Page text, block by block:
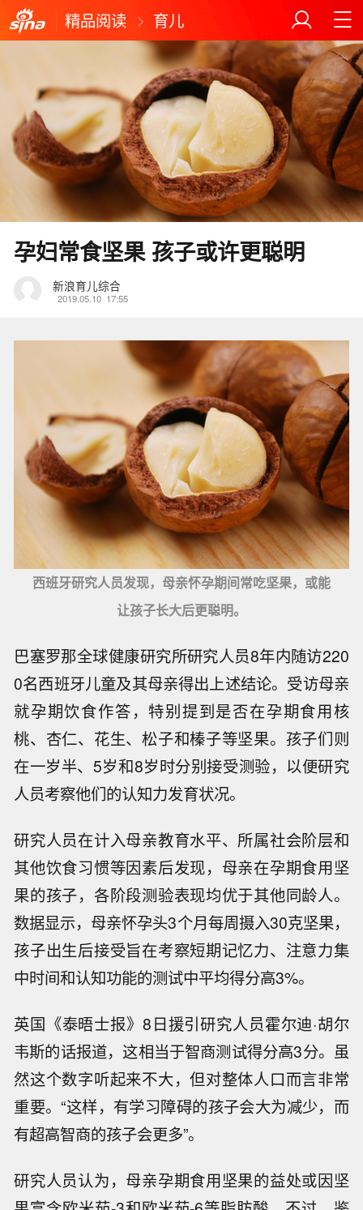
精品阅读 育儿
孕妇常食坚果 孩子或许更聪明
新浪育儿综合
2019.05.10 17:55
西班牙研究人员发现，母亲怀孕期间常吃坚果，或能
让孩子长大后更聪明。
巴塞罗那全球健康研究所研究人员8年内随访220
0名西班牙儿童及其母亲得出上述结论。受访母亲
就孕期饮食作答，特别提到是否在孕期食用核
桃、杏仁、花生、松子和榛子等坚果。孩子们则
在一岁半、5岁和8岁时分别接受测验，以便研究
人员考察他们的认知力发育状况。
研究人员在计入母亲教育水平、所属社会阶层和
其他饮食习惯等因素后发现，母亲在孕期食用坚
果的孩子，各阶段测验表现均优于其他同龄人。
数据显示，母亲怀孕头3个月每周摄入30克坚果，
孩子出生后接受旨在考察短期记忆力、注意力集
中时间和认知功能的测试中平均得分高3%。
英国《泰晤士报》8日援引研究人员霍尔迪·胡尔
韦斯的话报道，这相当于智商测试得分高3分。虽
然这个数字听起来不大，但对整体人口而言非常
重要。“这样，有学习障碍的孩子会大为减少，而
有超高智商的孩子会更多”。
研究人员认为，母亲孕期食用坚果的益处或因坚